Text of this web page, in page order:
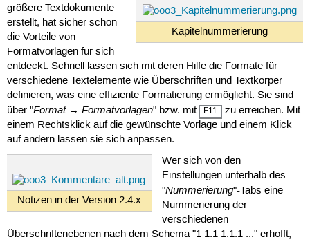
Kapitelnummerierung
größere Textdokumente
erstellt, hat sicher schon
die Vorteile von
Formatvorlagen für sich
entdeckt. Schnell lassen sich mit deren Hilfe die Formate für
verschiedene Textelemente wie Überschriften und Textkörper
definieren, was eine effiziente Formatierung ermöglicht. Sie sind
über "Format → Formatvorlagen" bzw. mit F11
zu erreichen. Mit
einem Rechtsklick auf die gewünschte Vorlage und einem Klick
auf ändern lassen sie sich anpassen.
Notizen in der Version 2.4.x
Wer sich von den
Einstellungen unterhalb des
"Nummerierung"-Tabs eine
Nummerierung der
verschiedenen
Überschriftenebenen nach dem Schema "1 1.1 1.1.1 ..." erhofft,